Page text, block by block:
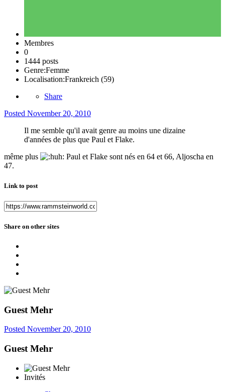
Membres
0
1444 posts
Genre:Femme
Localisation:Frankreich (59)
Share
Posted November 20, 2010
Il me semble qu'il avait genre au moins une dizaine
d'années de plus que Paul et Flake.
même plus
Paul et Flake sont nés en 64 et 66, Aljoscha en
47.
Link to post
Share on other sites
Guest Mehr
Posted November 20, 2010
Guest Mehr
Invités